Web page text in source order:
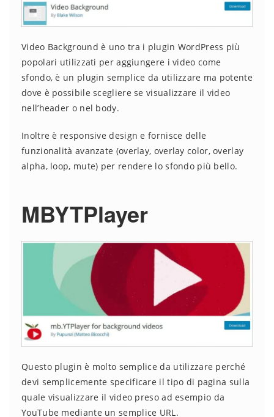
Video Background è uno tra i plugin WordPress più
popolari utilizzati per aggiungere i video come
sfondo, è un plugin semplice da utilizzare ma potente
dove è possibile scegliere se visualizzare il video
nell’header o nel body.
Inoltre è responsive design e fornisce delle
funzionalità avanzate (overlay, overlay color, overlay
alpha, loop, mute) per rendere lo sfondo più bello.
MBYTPlayer
Questo plugin è molto semplice da utilizzare perché
devi semplicemente specificare il tipo di pagina sulla
quale visualizzare il video preso ad esempio da
YouTube mediante un semplice URL.